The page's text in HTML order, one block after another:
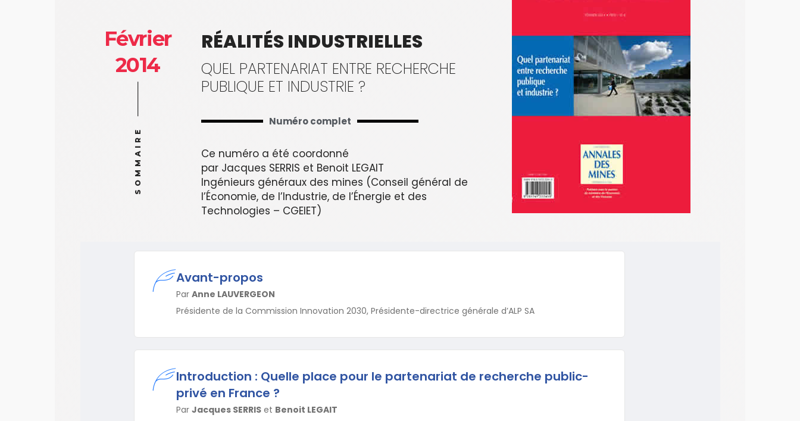
Février
2014
SOMMAIRE
RÉALITÉS INDUSTRIELLES
QUEL PARTENARIAT ENTRE RECHERCHE
PUBLIQUE ET INDUSTRIE ?
Numéro complet
Ce numéro a été coordonné
par Jacques SERRIS et Benoit LEGAIT
Ingénieurs généraux des mines (Conseil général de
l’Économie, de l’Industrie, de l’Énergie et des
Technologies – CGEIET)
Avant-propos
Par Anne LAUVERGEON
Présidente de la Commission Innovation 2030, Présidente-directrice générale d’ALP SA
Introduction : Quelle place pour le partenariat de recherche public-
privé en France ?
Par Jacques SERRISet Benoit LEGAIT